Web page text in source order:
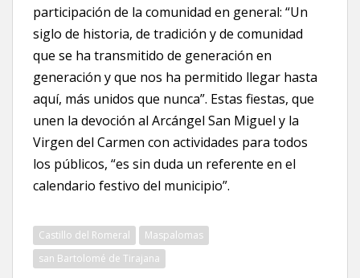
participación de la comunidad en general: “Un
siglo de historia, de tradición y de comunidad
que se ha transmitido de generación en
generación y que nos ha permitido llegar hasta
aquí, más unidos que nunca”. Estas fiestas, que
unen la devoción al Arcángel San Miguel y la
Virgen del Carmen con actividades para todos
los públicos, “es sin duda un referente en el
calendario festivo del municipio”.
Castillo del Romeral
Maspalomas
san Bartolomé de Tirajana